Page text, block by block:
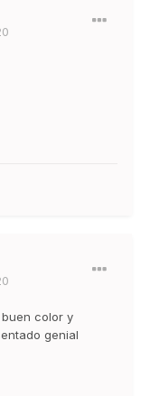
color y
genial